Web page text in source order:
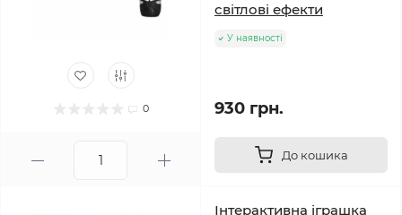
0
світлові ефекти
У наявності
930 грн.
До кошика
Інтерактивна іграшка